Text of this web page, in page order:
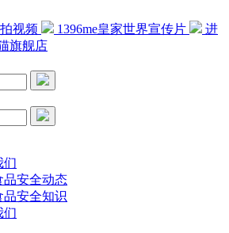
视频 1396me皇家世界宣传片
进
旗舰店
们
品安全动态
品安全知识
们